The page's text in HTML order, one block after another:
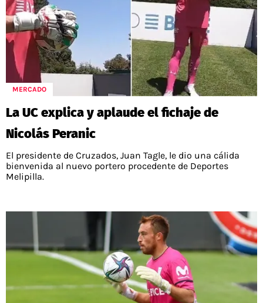
MERCADO
La UC explica y aplaude el fichaje de
Nicolás Peranic
El presidente de Cruzados, Juan Tagle, le dio una cálida
bienvenida al nuevo portero procedente de Deportes
Melipilla.